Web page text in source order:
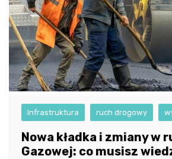
Infrastruktura ruch drogowy
Nowa kładka i zmiany w
Gazowej: co musisz